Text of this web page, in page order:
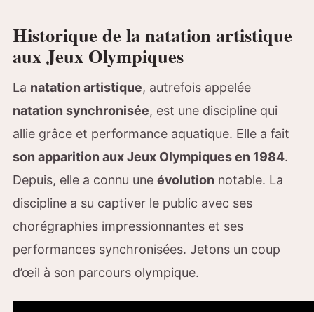
Historique de la natation artistique
aux Jeux Olympiques
La natation artistique, autrefois appelée
natation synchronisée, est une discipline qui
allie grâce et performance aquatique. Elle a fait
son apparition aux Jeux Olympiques en 1984.
Depuis, elle a connu une évolution notable. La
discipline a su captiver le public avec ses
chorégraphies impressionnantes et ses
performances synchronisées. Jetons un coup
d’œil à son parcours olympique.